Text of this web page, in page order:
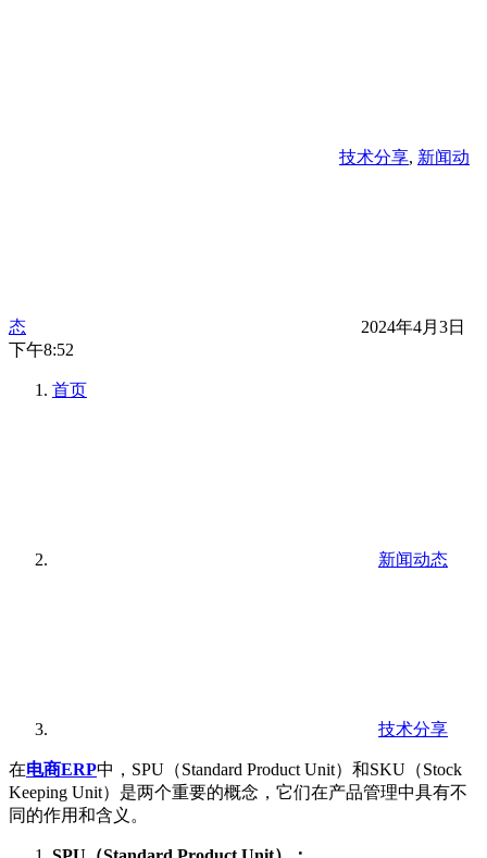
技术分享, 新闻动
态
2024年4月3日
下午8:52
首页
新闻动态
技术分享
在电商ERP中，SPU（Standard Product Unit）和SKU（Stock
Keeping Unit）是两个重要的概念，它们在产品管理中具有不
同的作用和含义。